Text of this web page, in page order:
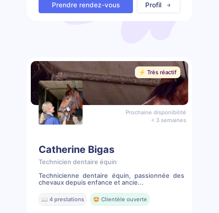
Prendre rendez-vous Profil
⚡️ Très réactif
Prochaine disponibilité
< 3 semaines
Catherine Bigas
Technicien dentaire équin
Technicienne dentaire équin, passionnée des
chevaux depuis enfance et ancie...
📖 4 prestations 🤩 Clientèle ouverte